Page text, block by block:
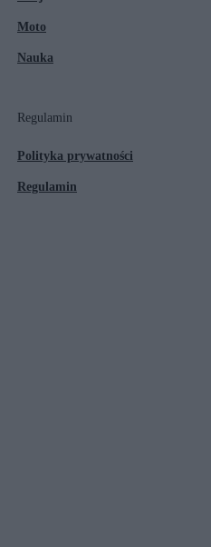
Moto
Nauka
Regulamin
Polityka prywatności
Regulamin